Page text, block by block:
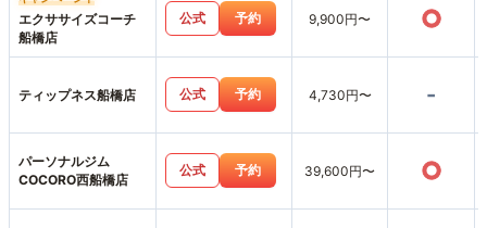
エクササイズコーチ
船橋店
公式 予約 9,900円〜 ○
ティップネス船橋店 公式 予約 4,730円〜 -
パーソナルジム
COCORO西船橋店
公式 予約 39,600円〜 ○